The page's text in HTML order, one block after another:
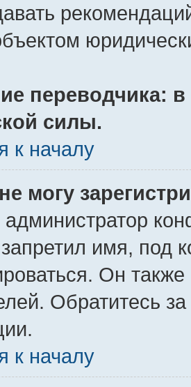
переводчика:
силы.
к началу
могу
имя, под
Он
Обратитесь
к началу